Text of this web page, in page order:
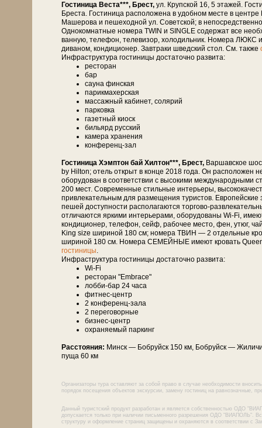
Гостиница Веста***, Брест, ул. Крупской 16, 5 этажей.
Бреста. Гостиница расположена в удобном месте в
Машерова и пешеходной ул. Советской; в
Однокомнатные номера TWIN и SINGLE содержат все
ванную, телефон, телевизор, холодильник. Номера ЛЮКС
диваном, кондиционер. Завтраки шведский стол. См. также
Инфраструктура гостиницы достаточно развита:
ресторан
бар
сауна финская
парикмахерская
массажный кабинет, солярий
парковка
газетный киоск
бильярд русский
камера хранения
конференц-зал
Гостиница Хэмптон бай Хилтон***, Брест, Варшавское
by Hilton; отель открыт в конце 2018 года. Он
оборудован в соответствии с высокими международными
200 мест. Современные стильные интерьеры,
привлекательным для размещения туристов.
пешей доступности располагаются торгово-
отличаются яркими интерьерами, оборудованы Wi-Fi,
кондиционер, телефон, сейф, рабочее место, фен, утюг,
King size шириной 180 см; номера ТВИН — 2 отдельные
шириной 180 см. Номера СЕМЕЙНЫЕ имеют кровать
гостиницы.
Инфраструктура гостиницы достаточно развита:
Wi-Fi
ресторан "Embrace"
лобби-бар 24 часа
фитнес-центр
2 конференц-зала
2 переговорные
бизнес-центр
охраняемый паркинг
Расстояния: Минск — Боб­руйск 150 км, Боб­руйск —
пу­ща 60 км
Организаторы тура оставляют за собой право в случае необходимости
порядок посещения объектов экскурсии, замену гостиниц на равнозначные,
Данный туристский продукт разработан и является собственностью ОДО
допускается только при наличии письменного разрешения ОДО "ВИАПОЛЬ".
структуру и оформление страниц защищены и охраняются в соответствии с